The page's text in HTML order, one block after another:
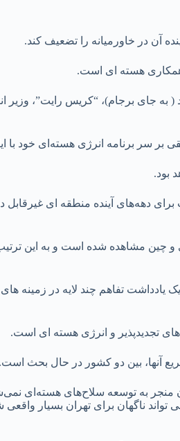
آن در خاورمیانه را تضعیف کند.
همکاری هسته ای است.
به جای برجام)، “کریس رایت”، وزیر
بر سر برنامه انرژی هسته‌ای خود با
بود.
برای دهه‌های آینده منطقه ای
چین مشاهده شده است و به این
یادداشت تفاهم چند لایه در زمینه
تجدیدپذیر و انرژی هسته ای است.
آنها، بین دو کشور در حال بحث است.
منجر به توسعه سلاح‌های هسته‌ای
ناگهان برای تهران بسیار واقعی